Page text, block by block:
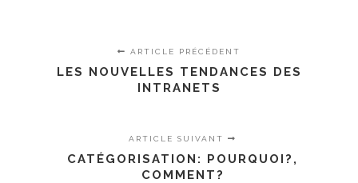
ARTICLE PRÉCÉDENT
LES NOUVELLES TENDANCES DES
INTRANETS
ARTICLE SUIVANT
CATÉGORISATION: POURQUOI?,
COMMENT?